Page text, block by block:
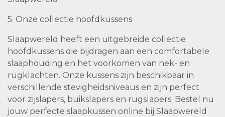
5. Onze collectie hoofdkussens
Slaapwereld heeft een uitgebreide collectie
hoofdkussens die bijdragen aan een comfortabele
slaaphouding en het voorkomen van nek- en
rugklachten. Onze kussens zijn beschikbaar in
verschillende stevigheidsniveaus en zijn perfect
voor zijslapers, buikslapers en rugslapers. Bestel nu
jouw perfecte slaapkussen online bij Slaapwereld